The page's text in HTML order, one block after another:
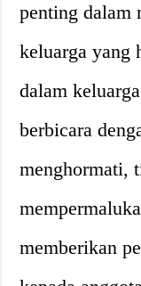
penting dalam
keluarga yang
dalam
berbicara
menghormati,
memberikan